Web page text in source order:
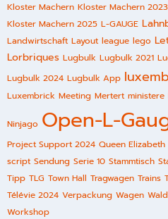
Kloster Machern Kloster Machern 2023
Kloster Machern 2025 L-GAUGE
Landwirtschaft Layout league lego
Lorbriques Lugbulk Lugbulk 2021
Lugbulk 2024 Lugbulk App
Luxembrick Meeting Mertert ministere
Ninjago Open-L-
Project Support 2024 Queen Elizabeth
script Sendung Serie 10 Stammtisch
Tipp TLG Town Hall Tragwagen Trains
Télévie 2024 Verpackung Wagen Wald
Workshop